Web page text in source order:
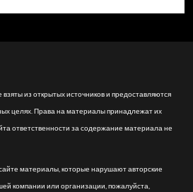
из открытых источников и предоставляются
целях. Права на материалы принадлежат их
ответственности за содержание материала не
материалы, которые нарушают авторские
компании или организации, пожалуйста,